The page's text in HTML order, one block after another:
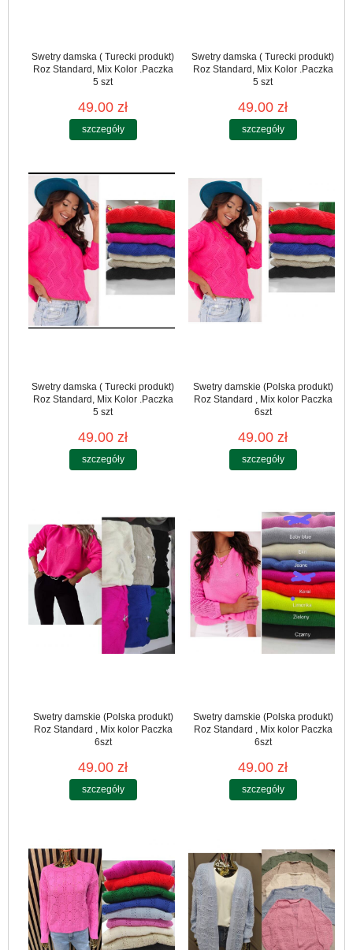
Swetry damska ( Turecki produkt)
Roz Standard, Mix Kolor .Paczka
5 szt
49.00 zł
szczegóły
Swetry damska ( Turecki produkt)
Roz Standard, Mix Kolor .Paczka
5 szt
49.00 zł
szczegóły
Swetry damska ( Turecki produkt)
Roz Standard, Mix Kolor .Paczka
5 szt
49.00 zł
szczegóły
Swetry damskie (Polska produkt)
Roz Standard , Mix kolor Paczka
6szt
49.00 zł
szczegóły
Swetry damskie (Polska produkt)
Roz Standard , Mix kolor Paczka
6szt
49.00 zł
szczegóły
Swetry damskie (Polska produkt)
Roz Standard , Mix kolor Paczka
6szt
49.00 zł
szczegóły